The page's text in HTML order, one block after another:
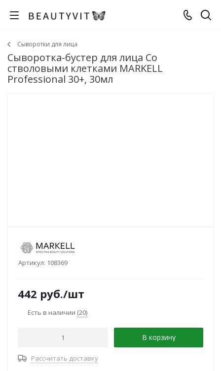
Сыворотки для лица
Сыворотка-бустер для лица Со
стволовыми клетками MARKELL
Professional 30+, 30мл
Артикул: 108369
442 руб./шт
Есть в наличии (20)
В корзину
Рассчитать доставку